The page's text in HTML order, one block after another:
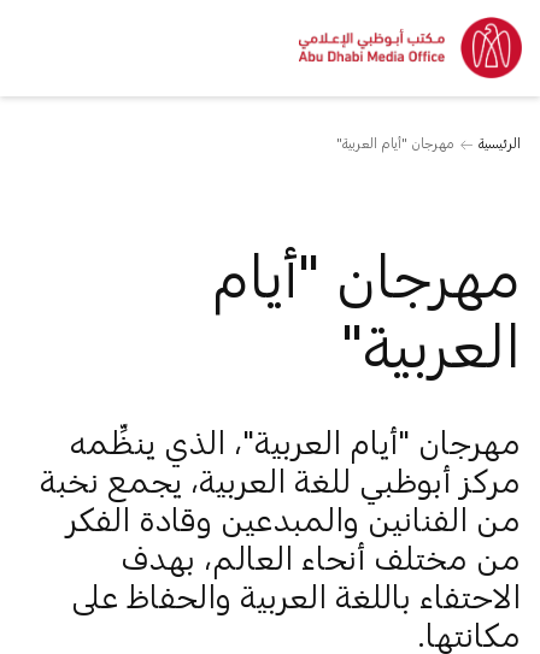
الرئيسية مهرجان "أيام العربية"
مهرجان "أيام
العربية"
مهرجان "أيام العربية"، الذي ينظِّمه
مركز أبوظبي للغة العربية، يجمع نخبة
من الفنانين والمبدعين وقادة الفكر
من مختلف أنحاء العالم، بهدف
الاحتفاء باللغة العربية والحفاظ على
مكانتها.